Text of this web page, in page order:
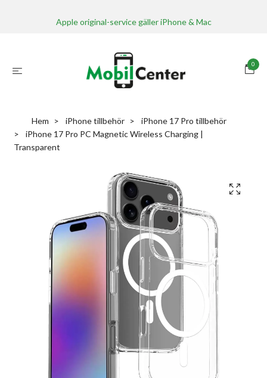
Apple original-service gäller iPhone & Mac
0
Hem iPhone tillbehör
iPhone 17 Pro tillbehör
iPhone 17 Pro PC Magnetic Wireless Charging |
Transparent